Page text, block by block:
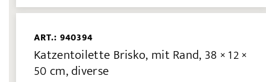
ART.: 940394
Katzentoilette Brisko, mit Rand, 38 × 12 ×
50 cm, diverse